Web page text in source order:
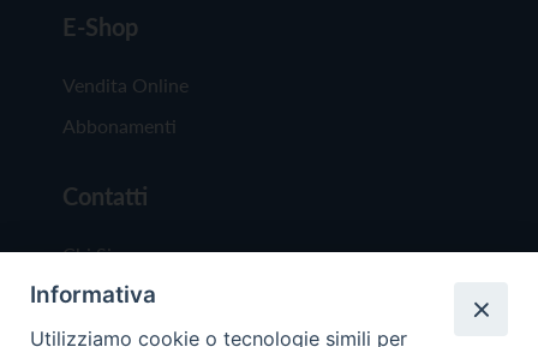
E-Shop
Vendita Online
Abbonamenti
Contatti
Chi Siamo
Redazione
Scrivici
Informativa
Utilizziamo cookie o tecnologie simili per